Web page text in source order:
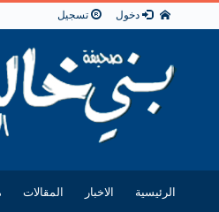
دخول تسجيل
الرئيسية الاخبار المقالات